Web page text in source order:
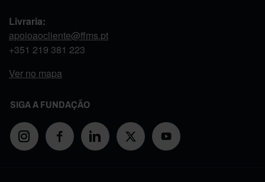
Livraria:
apoioaocliente@ffms.pt
+351 219 381 223
Ver no mapa
SIGA A FUNDAÇÃO